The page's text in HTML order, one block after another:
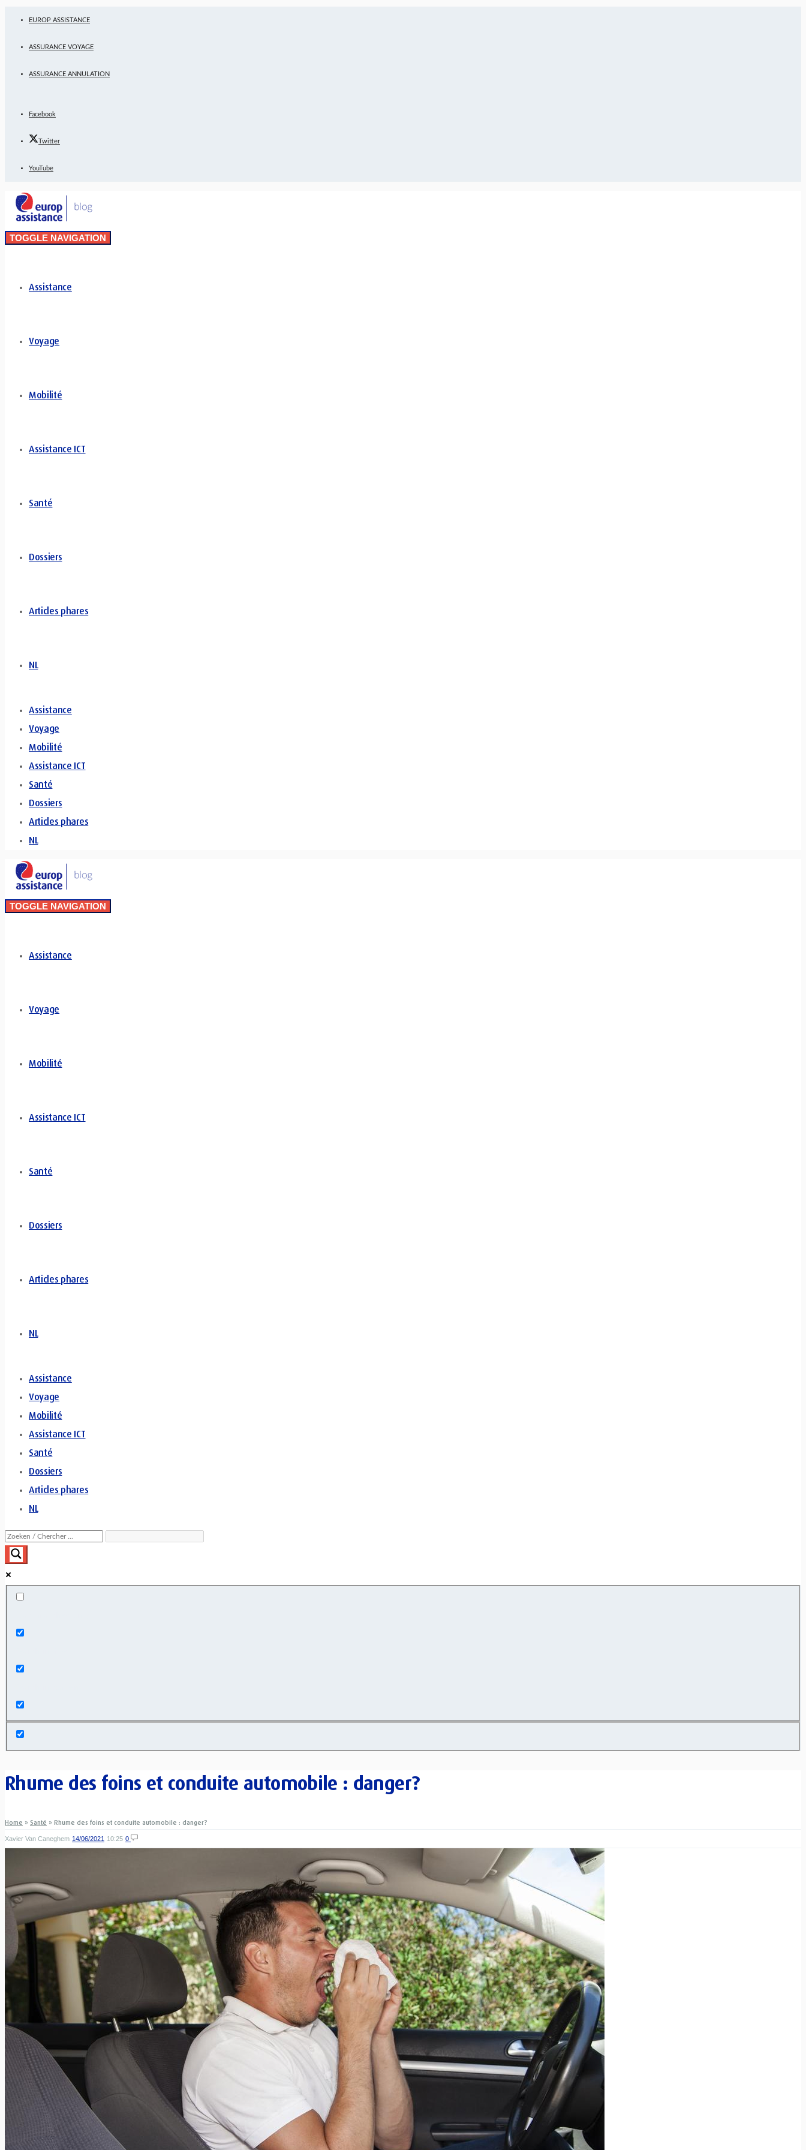
EUROP ASSISTANCE
ASSURANCE VOYAGE
ASSURANCE ANNULATION
Facebook
Twitter
YouTube
TOGGLE NAVIGATION
Assistance
Voyage
Mobilité
Assistance ICT
Santé
Dossiers
Articles phares
NL
Assistance
Voyage
Mobilité
Assistance ICT
Santé
Dossiers
Articles phares
NL
TOGGLE NAVIGATION
Assistance
Voyage
Mobilité
Assistance ICT
Santé
Dossiers
Articles phares
NL
Assistance
Voyage
Mobilité
Assistance ICT
Santé
Dossiers
Articles phares
NL
Rhume des foins et conduite automobile : danger?
Home » Santé » Rhume des foins et conduite automobile : danger?
Xavier Van Caneghem 14/06/2021 10:25 0